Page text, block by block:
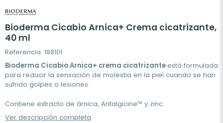
Bioderma Cicabio Arnica+ Crema cicatrizante,
40 ml
Referencia: 188101
Bioderma Cicabio Arnica+ crema cicatrizanteestá formulada
para reducir la sensación de molestia en la piel cuando se han
sufrido golpes o lesiones.
Contiene extracto de árnica, Antalgicine™ y zinc.
Ver descripción completa